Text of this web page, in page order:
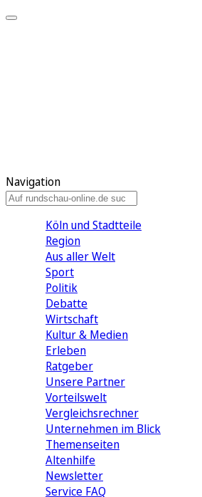
Navigation
Köln und Stadtteile
Region
Aus aller Welt
Sport
Politik
Debatte
Wirtschaft
Kultur & Medien
Erleben
Ratgeber
Unsere Partner
Vorteilswelt
Vergleichsrechner
Unternehmen im Blick
Themenseiten
Altenhilfe
Newsletter
Service FAQ